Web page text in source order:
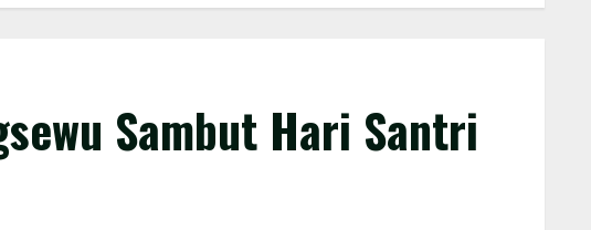
Sambut Hari Santri